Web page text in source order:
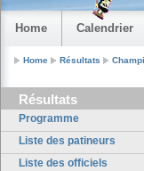
Home Calendrier
Home Résultats
Résultats
Programme
Liste des patineurs
Liste des officiels